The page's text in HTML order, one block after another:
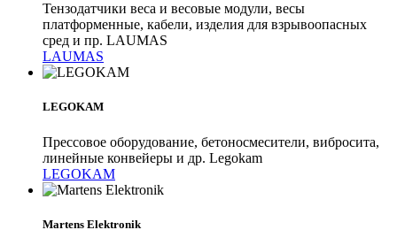
Тензодатчики веса и весовые модули, весы
платформенные, кабели, изделия для взрывоопасных
сред и пр. LAUMAS
LAUMAS
LEGOKAM
Прессовое оборудование, бетоносмесители, вибросита,
линейные конвейеры и др. Legokam
LEGOKAM
Martens Elektronik